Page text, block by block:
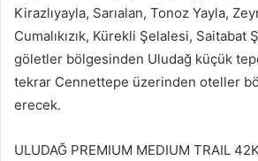
Kirazlıyayla, Sarıalan, Tonoz Yayla,
Cumalıkızık, Kürekli Şelalesi, Saitabat
göletler bölgesinden Uludağ küçük
tekrar Cennettepe üzerinden oteller
erecek.
ULUDAĞ PREMIUM MEDIUM TRAIL